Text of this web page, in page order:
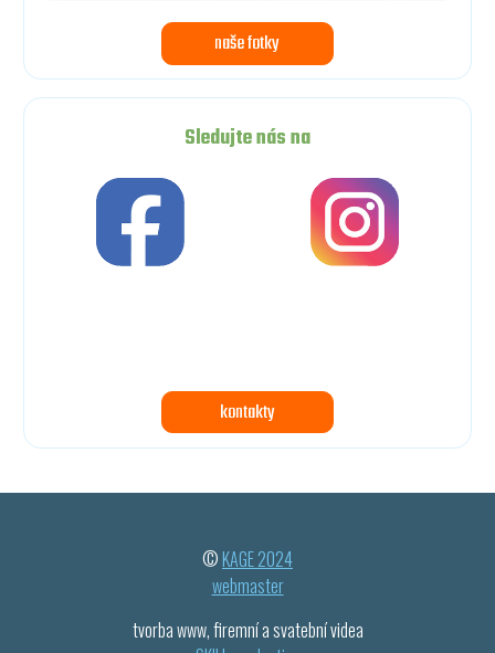
naše fotky
Sledujte nás na
kontakty
©KAGE 2024
webmaster
tvorba www, firemní a svatební videa